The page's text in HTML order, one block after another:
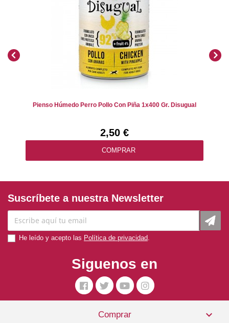
Pienso Húmedo Perro Pollo Con Piña 1x400 Gr. Disugual
2,50 €
COMPRAR
Pienso Perro Grass-Fed Lamb 2kg Acana
Suscríbete a nuestra Newsletter
He leído y acepto las Política de privacidad
Siguenos en
Comprar 